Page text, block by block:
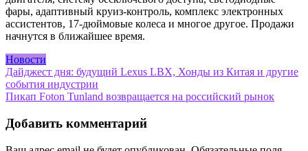
фары, адаптивный круиз-контроль, комплекс электронных
ассистентов, 17-дюймовые колеса и многое другое. Продажи
начнутся в ближайшее время.
Новости
Навигация
по
Дайджест дня: будущий Lexus LBX, Хонды из Китая и другие
события индустрии
Пикап Foton Tunland возвращается на российский рынок
Добавить комментарий